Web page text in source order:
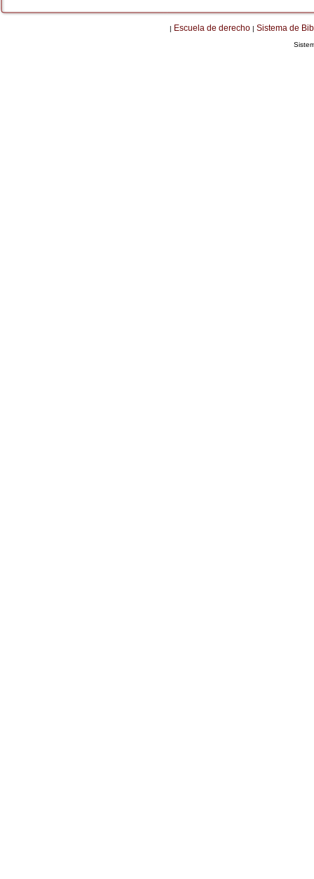
| Escuela de derecho | Sistema de